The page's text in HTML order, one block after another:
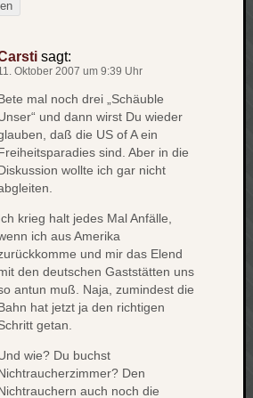
sagt:
Oktober 2007 um 9:39 Uhr
mal noch drei „Schäuble
und dann wirst Du wieder
daß die US of A ein
sind. Aber in die
wollte ich gar nicht
krieg halt jedes Mal Anfälle,
ich aus Amerika
und mir das Elend
den deutschen Gaststätten uns
antun muß. Naja, zumindest die
hat jetzt ja den richtigen
getan.
wie? Du buchst
Den
auch noch die